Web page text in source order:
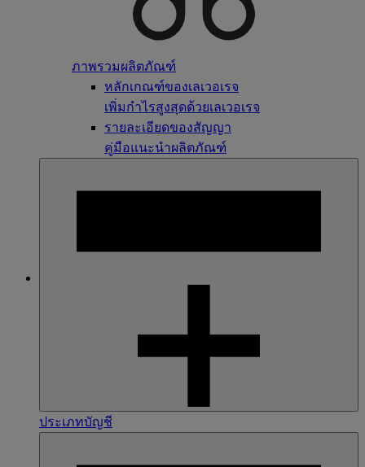
ภาพรวมผลิตภัณฑ์
หลักเกณฑ์ของเลเวอเรจ
เพิ่มกำไรสูงสุดด้วยเลเวอเรจ
รายละเอียดของสัญญา
คู่มือแนะนำผลิตภัณฑ์
ประเภทบัญชี